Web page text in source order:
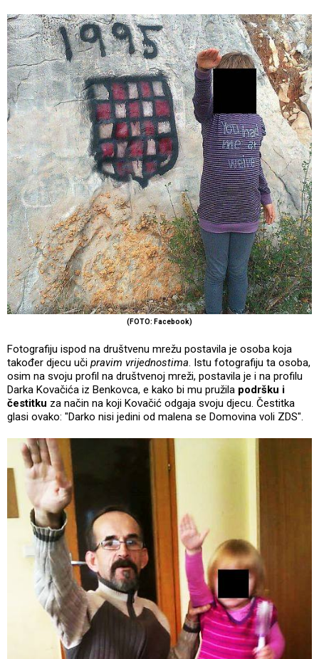
(FOTO: Facebook)
Fotografiju ispod na društvenu mrežu postavila je osoba koja
također djecu uči pravim vrijednostima. Istu fotografiju ta osoba,
osim na svoju profil na društvenoj mreži, postavila je i na profilu
Darka Kovačića iz Benkovca, e kako bi mu pružila podršku i
čestitku za način na koji Kovačić odgaja svoju djecu. Čestitka
glasi ovako: "Darko nisi jedini od malena se Domovina voli ZDS".